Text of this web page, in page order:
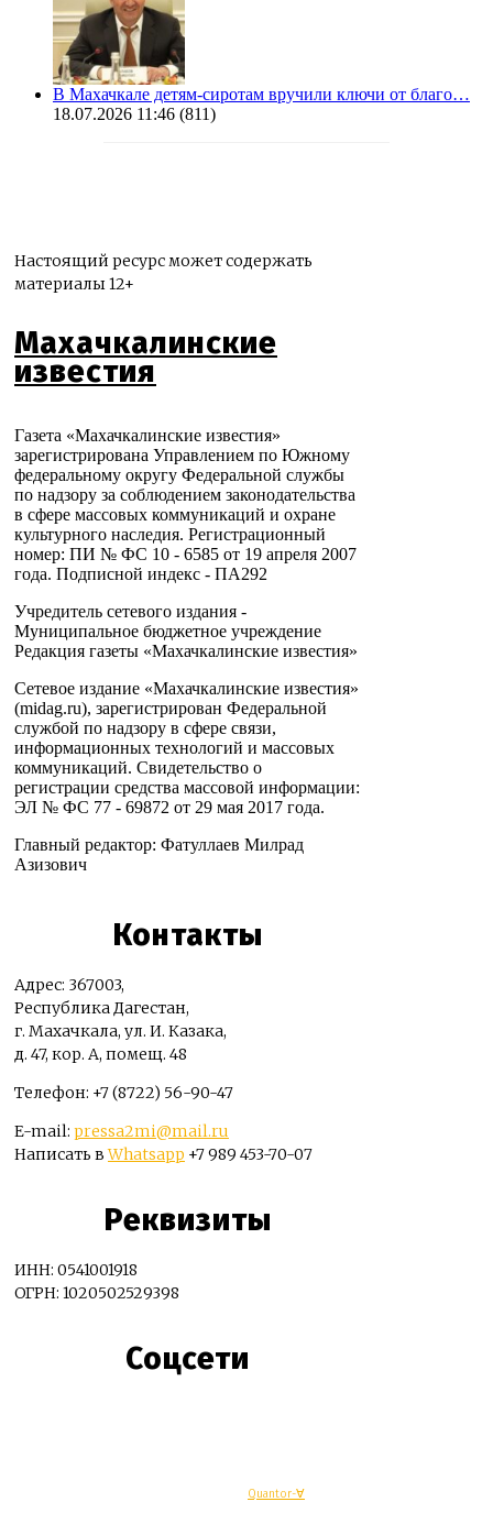
В Махачкале детям-сиротам вручили ключи от благо…
18.07.2026 11:46 (811)
Настоящий ресурс может содержать
материалы 12+
Махачкалинские
известия
Газета «Махачкалинские известия»
зарегистрирована Управлением по Южному
федеральному округу Федеральной службы
по надзору за соблюдением законодательства
в сфере массовых коммуникаций и охране
культурного наследия. Регистрационный
номер: ПИ № ФС 10 - 6585 от 19 апреля 2007
года. Подписной индекс - ПА292
Учредитель сетевого издания -
Муниципальное бюджетное учреждение
Редакция газеты «Махачкалинские известия»
Сетевое издание «Махачкалинские известия»
(midag.ru), зарегистрирован Федеральной
службой по надзору в сфере связи,
информационных технологий и массовых
коммуникаций. Свидетельство о
регистрации средства массовой информации:
ЭЛ № ФС 77 - 69872 от 29 мая 2017 года.
Главный редактор: Фатуллаев Милрад
Азизович
Контакты
Адрес: 367003,
Республика Дагестан,
г. Махачкала, ул. И. Казака,
д. 47, кор. А, помещ. 48
Телефон: +7 (8722) 56-90-47
E-mail: pressa2mi@mail.ru
Написать вWhatsapp +7 989 453-70-07
Реквизиты
ИНН: 0541001918
ОГРН: 1020502529398
Соцсети
Quantor-∀